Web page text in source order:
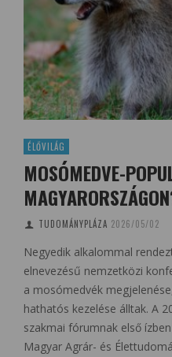
ÉLŐVILÁG
MOSÓMEDVE-
TUDOMÁNYPLÁZA 2026/05/02
Negyedik alkalommal
elnevezésű nemzetközi
a mosómedvék
hathatós kezelése álltak. A
szakmai fórumnak első
Magyar Agrár- és